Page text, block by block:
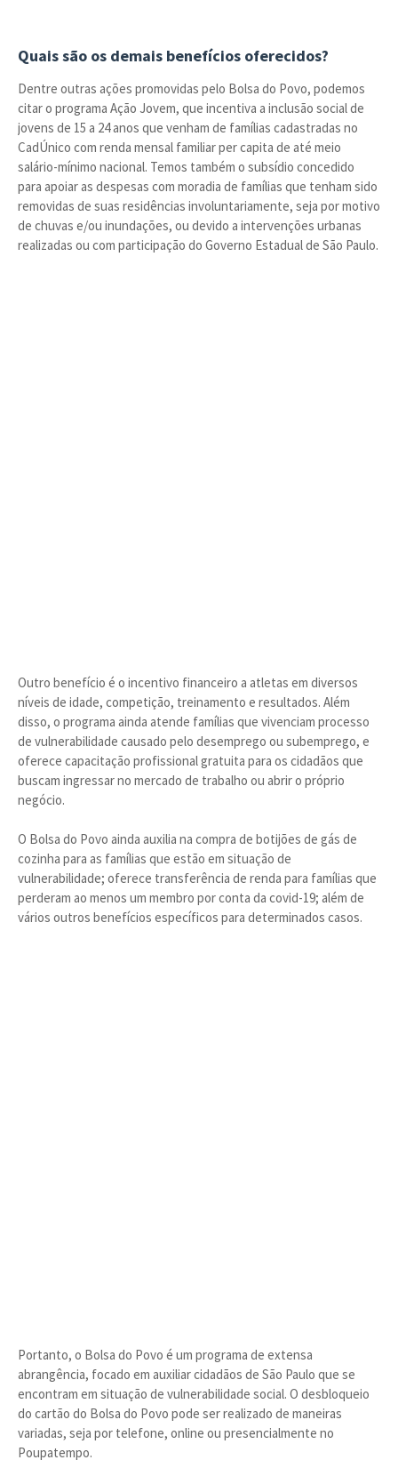
Quais são os demais benefícios oferecidos?
Dentre outras ações promovidas pelo Bolsa do Povo, podemos
citar o programa Ação Jovem, que incentiva a inclusão social de
jovens de 15 a 24 anos que venham de famílias cadastradas no
CadÚnico com renda mensal familiar per capita de até meio
salário-mínimo nacional. Temos também o subsídio concedido
para apoiar as despesas com moradia de famílias que tenham sido
removidas de suas residências involuntariamente, seja por motivo
de chuvas e/ou inundações, ou devido a intervenções urbanas
realizadas ou com participação do Governo Estadual de São Paulo.
Outro benefício é o incentivo financeiro a atletas em diversos
níveis de idade, competição, treinamento e resultados. Além
disso, o programa ainda atende famílias que vivenciam processo
de vulnerabilidade causado pelo desemprego ou subemprego, e
oferece capacitação profissional gratuita para os cidadãos que
buscam ingressar no mercado de trabalho ou abrir o próprio
negócio.
O Bolsa do Povo ainda auxilia na compra de botijões de gás de
cozinha para as famílias que estão em situação de
vulnerabilidade; oferece transferência de renda para famílias que
perderam ao menos um membro por conta da covid-19; além de
vários outros benefícios específicos para determinados casos.
Portanto, o Bolsa do Povo é um programa de extensa
abrangência, focado em auxiliar cidadãos de São Paulo que se
encontram em situação de vulnerabilidade social. O desbloqueio
do cartão do Bolsa do Povo pode ser realizado de maneiras
variadas, seja por telefone, online ou presencialmente no
Poupatempo.